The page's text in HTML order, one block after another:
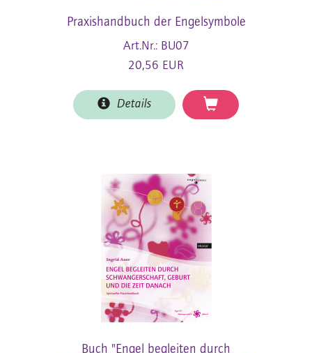
Praxishandbuch der Engelsymbole
Art.Nr.: BU07
20,56 EUR
Details
Buch "Engel begleiten durch